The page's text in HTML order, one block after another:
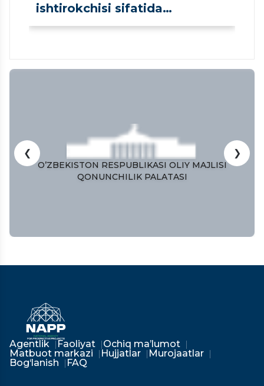
ishtirokchisi sifatida
ro‘yxatdan o‘tkazildi
O’ZBEKISTON RESPUBLIKASI OLIY MAJLISI
QONUNCHILIK PALATASI
❮ ❯
Agentlik Faoliyat
Ochiq ma’lumot
Matbuot markazi
Hujjatlar
Murojaatlar
Bog‘lanish
FAQ